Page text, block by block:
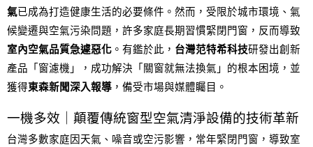
氣已成為打造健康生活的必要條件。然而，受限於城市環境、氣
候變遷與空氣污染問題，許多家庭長期習慣緊閉門窗，反而導致
室內空氣品質急遽惡化 。有鑑於此， 台灣范特希科技研發出創新
產品「窗濾機」，成功解決「關窗就無法換氣」的根本困境，並
獲得東森新聞深入報導 ，備受市場與媒體矚目。
一機多效｜顛覆傳統窗型空氣清淨設備的技術革新
台灣多數家庭因天氣、噪音或空污影響，常年緊閉門窗，導致室